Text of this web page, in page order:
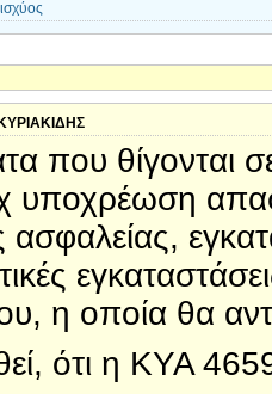
που θίγονται
υποχρέωση
η οποία θα
ότι η ΚΥΑ